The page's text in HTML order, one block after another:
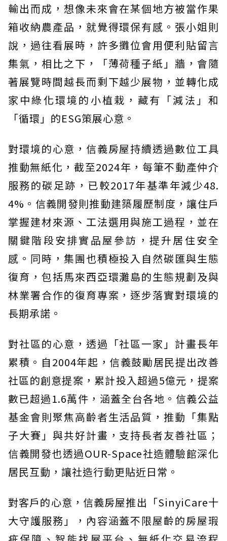
輸出而成，想像未來會在某個地方被當作果
箱收納農產品，就覺得環保有感。張小姐則
說，過往看展時，許多攤位會用便利貼留言
集氣，相比之下，「薄荷種子紙」牆，會隨
著展覽時間越長而剩下越少展物，並轉化成
家中綠化環境的小植栽，藏有「減法」和
「循環」的ESG策展心意。
對環境的心意，信義房屋持續透過數位工具
推動無紙化，截至2024年，每筆不動產仲介
服務的碳足跡，已較2017年基準年減少48.
4%。信義開發則推動建築履歷制度，讓住戶
掌握建材來源、工法選用與施工過程，並在
關鍵階段安排實品屋參訪，提升居住安全
感。同時，集團也積極投入自然碳匯與生態
復育，包括馬來西亞環灘島的生態規劃及與
林業署合作的復育專案，逐步落實對環境的
長期承諾。
對社區的心意，透過「社區一家」計畫長年
累積。自2004年起，信義鼓勵居民提出改善
社區的創意提案，累計投入超過5億元，提案
數已超過1.6萬件，涵蓋全台各地。信義公益
基金會則聚焦高齡者生活品質，推動「集點
子大賽」與共好計畫，支持長者友善社區；
信義開發也透過OUR-Space社造體驗館深化
居民互動，讓社造行動更貼近日常。
對客戶的心意，信義房屋推出「SinyiCare十
大守護服務」，內容涵蓋不限屋齡的房屋瑕